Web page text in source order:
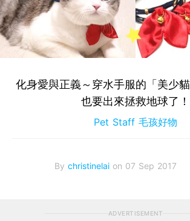
化身愛與正義～穿水手服的「美少
也要出來拯救地球了！
Pet Staff 毛孩好物
By christinelai on 07 Sep 2017
ADVERTISEMENT